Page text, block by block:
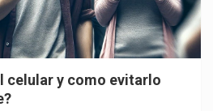
celular y como evitarlo